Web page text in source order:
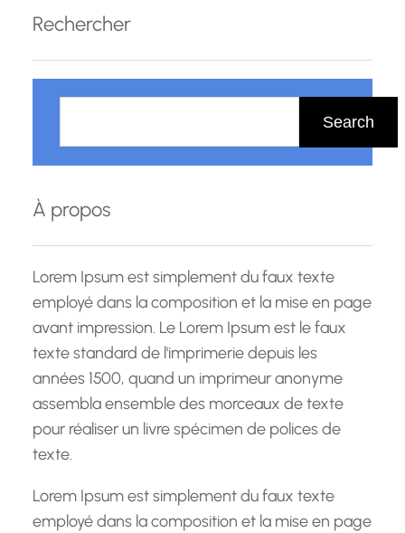
Rechercher
h
r
c
h
Search
À propos
Lorem Ipsum est simplement du faux texte
employé dans la composition et la mise en page
avant impression. Le Lorem Ipsum est le faux
texte standard de l'imprimerie depuis les
années 1500, quand un imprimeur anonyme
assembla ensemble des morceaux de texte
pour réaliser un livre spécimen de polices de
texte.
Lorem Ipsum est simplement du faux texte
employé dans la composition et la mise en page